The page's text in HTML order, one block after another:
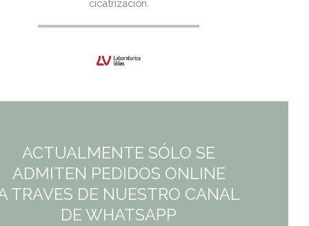
22,08€.
22,08€.
cicatrización.
ACTUALMENTE SÓLO SE
ADMITEN PEDIDOS ONLINE
TRAVES DE NUESTRO CANAL
DE WHATSAPP